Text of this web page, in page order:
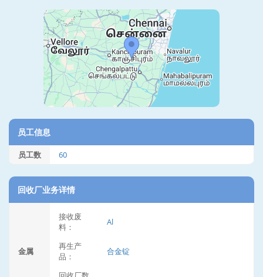
员工信息
员工数 60
回收厂业务详情
金属
接收废
料：
Al
再生产
品：
合金锭